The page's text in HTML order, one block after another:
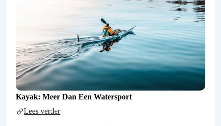
Kayak: Meer Dan Een Watersport
Lees verder